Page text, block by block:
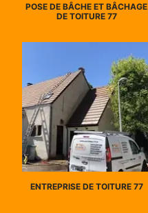
POSE DE BÂCHE ET BÂCHAGE
DE TOITURE 77
ENTREPRISE DE TOITURE 77